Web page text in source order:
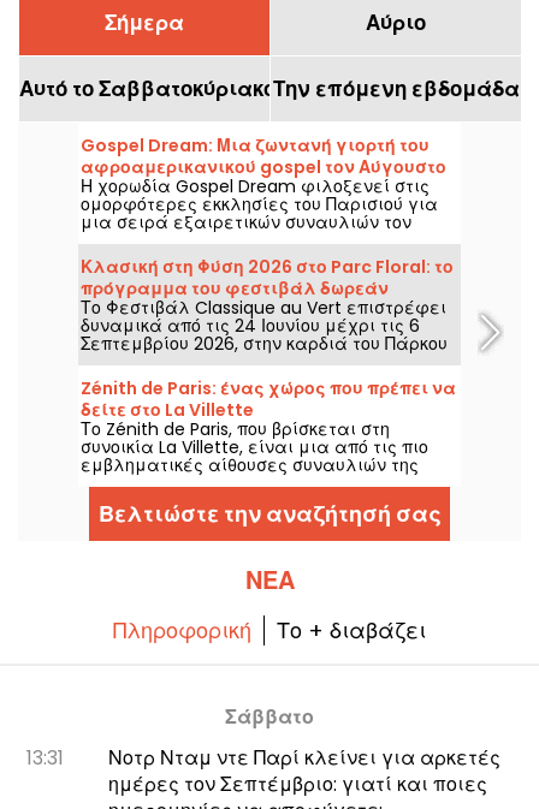
Σήμερα Αύριο
Αυτό το ΣαββατοκύριακοΤην επόμενη εβδομάδα
Gospel Dream: Μια ζωντανή γιορτή του
αφροαμερικανικού gospel τον Αύγουστο
του 2026 στο Παρίσι
Η χορωδία Gospel Dream φιλοξενεί στις
ομορφότερες εκκλησίες του Παρισιού για
μια σειρά εξαιρετικών συναυλιών τον
Αύγουστο του 2026. Μια μοναδική μουσική
εμπειρία που γιορτάζει την ελπίδα, την
ενότητα και την ανθεκτικότητα μέσα από
τους αυθεντικούς ύμνους της
Αφροαμερικανικής Εκκλησίας.
Κλασική στη Φύση 2026 στο Parc Floral: το
πρόγραμμα του φεστιβάλ δωρεάν
συναυλιών
Το Φεστιβάλ Classique au Vert επιστρέφει
δυναμικά από τις 24 Ιουνίου μέχρι τις 6
Σεπτεμβρίου 2026, στην καρδιά του Πάρκου
Φλόραλ του Παρισιού. Αυτή τη χρονιά, το
Classique au Vert προσκαλεί ξανά τους
λάτρεις της μουσικής και τους
νεοεισερχόμενους να απολαύσουν καλό
ρυθμό και καλό καιρό ανάμεσα σε
καταξιωμένους και ανερχόμενους
καλλιτέχνες.
Zénith de Paris: ένας χώρος που πρέπει να
δείτε στο La Villette
Το Zénith de Paris, που βρίσκεται στη
συνοικία La Villette, είναι μια από τις πιο
εμβληματικές αίθουσες συναυλιών της
πρωτεύουσας, χάρη στην ιστορία του και τις
πολλές παραστάσεις εθνικών και διεθνών
καλλιτεχνών.
Βελτιώστε την αναζήτησή σας
ΝΈΑ
Πληροφορική Το + διαβάζει
Σάββατο
13:31
Νοτρ Νταμ ντε Παρί κλείνει για αρκετές
ημέρες τον Σεπτέμβριο: γιατί και ποιες